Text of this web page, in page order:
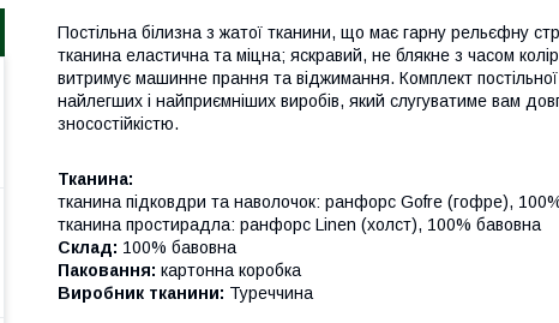
Постільна білизна з жатої тканини, що має гарну рельєфну
тканина еластична та міцна; яскравий, не блякне з часом
витримує машинне прання та віджимання. Комплект
найлегших і найприємніших виробів, який слугуватиме вам
зносостійкістю.
Тканина:
тканина підковдри та наволочок: ранфорс Gofre (гофре),
тканина простирадла: ранфорс Linen (холст), 100%
Склад: 100% бавовна
Паковання: картонна коробка
Виробник тканини: Туреччина